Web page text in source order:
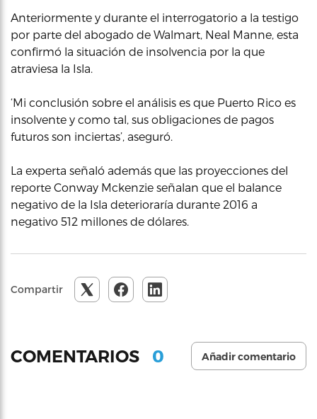
Anteriormente y durante el interrogatorio a la testigo
por parte del abogado de Walmart, Neal Manne, esta
confirmó la situación de insolvencia por la que
atraviesa la Isla.
‘Mi conclusión sobre el análisis es que Puerto Rico es
insolvente y como tal, sus obligaciones de pagos
futuros son inciertas’, aseguró.
La experta señaló además que las proyecciones del
reporte Conway Mckenzie señalan que el balance
negativo de la Isla deterioraría durante 2016 a
negativo 512 millones de dólares.
Compartir
COMENTARIOS 0 Añadir comentario